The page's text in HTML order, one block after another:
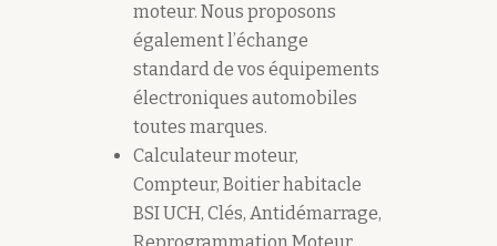
moteur. Nous proposons
également l’échange
standard de vos équipements
électroniques automobiles
toutes marques.
Calculateur moteur,
Compteur, Boitier habitacle
BSI UCH, Clés, Antidémarrage,